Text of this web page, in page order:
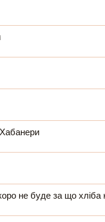
Хабанери
не буде за що хліба